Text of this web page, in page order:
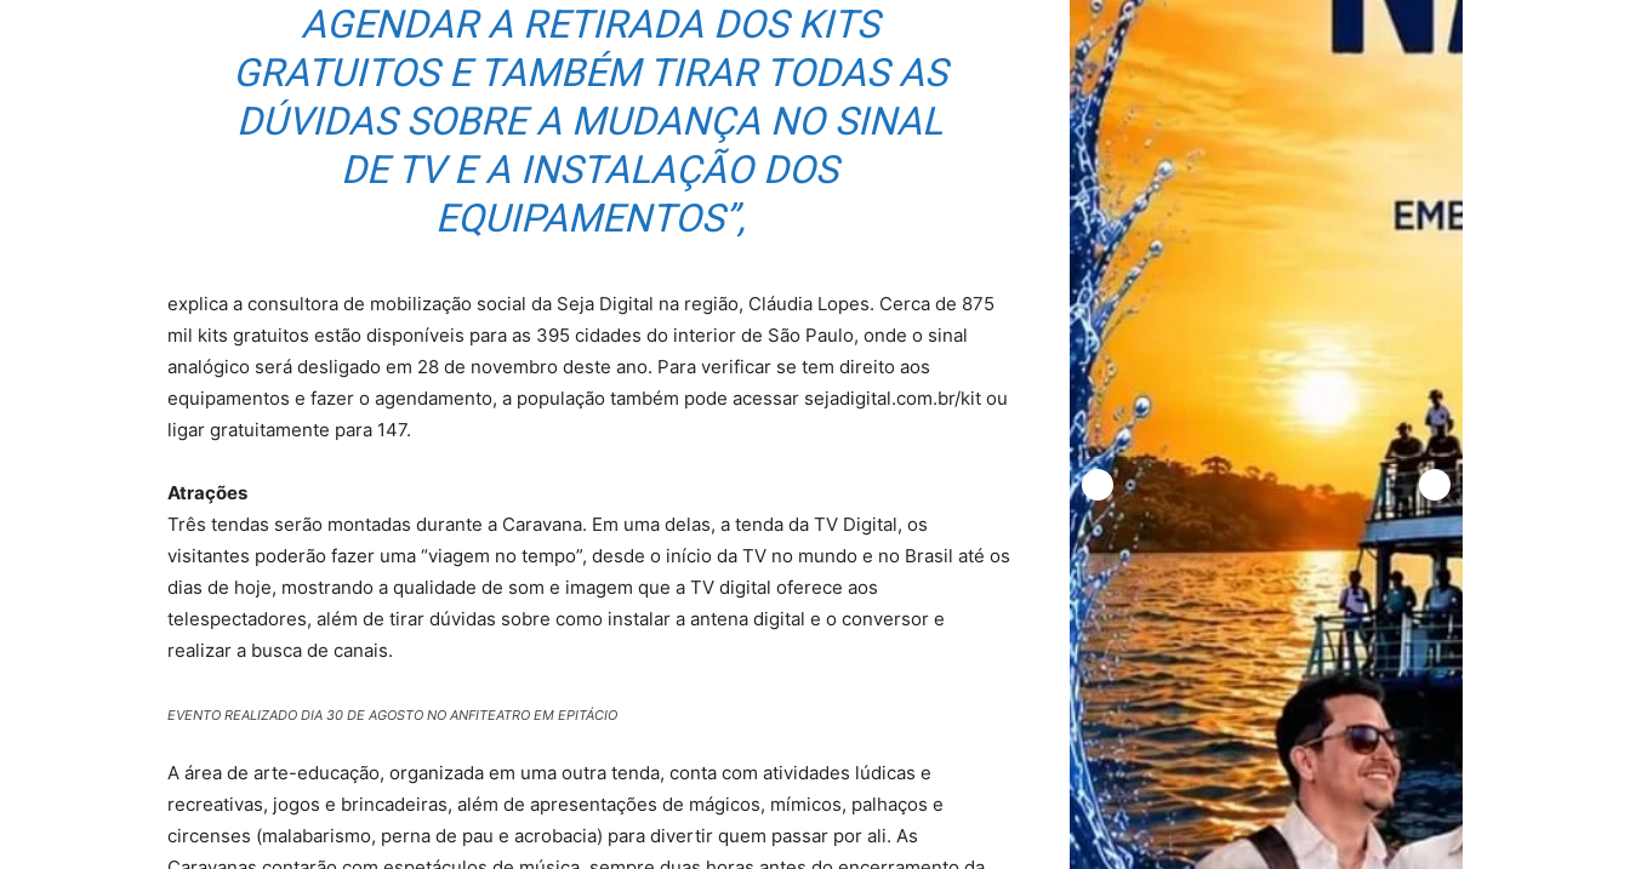
AGENDAR A RETIRADA DOS KITS
GRATUITOS E TAMBÉM TIRAR TODAS AS
DÚVIDAS SOBRE A MUDANÇA NO SINAL
DE TV E A INSTALAÇÃO DOS
EQUIPAMENTOS”,
explica a consultora de mobilização social da Seja Digital na região, Cláudia Lopes. Cerca de 875
mil kits gratuitos estão disponíveis para as 395 cidades do interior de São Paulo, onde o sinal
analógico será desligado em 28 de novembro deste ano. Para verificar se tem direito aos
equipamentos e fazer o agendamento, a população também pode acessar sejadigital.com.br/kit ou
ligar gratuitamente para 147.
Atrações
Três tendas serão montadas durante a Caravana. Em uma delas, a tenda da TV Digital, os
visitantes poderão fazer uma “viagem no tempo”, desde o início da TV no mundo e no Brasil até os
dias de hoje, mostrando a qualidade de som e imagem que a TV digital oferece aos
telespectadores, além de tirar dúvidas sobre como instalar a antena digital e o conversor e
realizar a busca de canais.
EVENTO REALIZADO DIA 30 DE AGOSTO NO ANFITEATRO EM EPITÁCIO
A área de arte-educação, organizada em uma outra tenda, conta com atividades lúdicas e
recreativas, jogos e brincadeiras, além de apresentações de mágicos, mímicos, palhaços e
circenses (malabarismo, perna de pau e acrobacia) para divertir quem passar por ali. As